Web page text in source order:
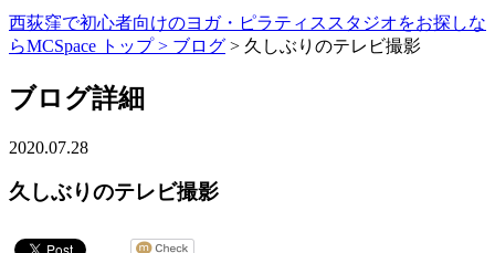
西荻窪で初心者向けのヨガ・ピラティススタジオをお探しな
らMCSpace トップ > ブログ > 久しぶりのテレビ撮影
ブログ詳細
2020.07.28
久しぶりのテレビ撮影